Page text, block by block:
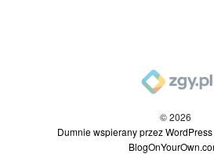
© 2026
Dumnie wspierany przez WordPress